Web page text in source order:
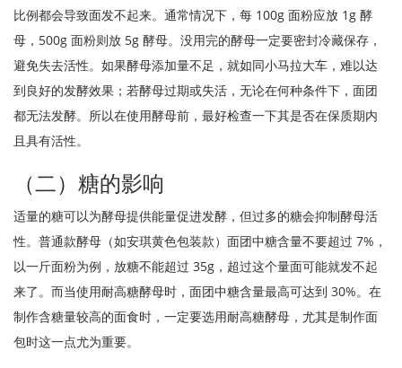
比例都会导致面发不起来。通常情况下，每 100g 面粉应放 1g 酵
母，500g 面粉则放 5g 酵母。没用完的酵母一定要密封冷藏保存，
避免失去活性。如果酵母添加量不足，就如同小马拉大车，难以达
到良好的发酵效果；若酵母过期或失活，无论在何种条件下，面团
都无法发酵。所以在使用酵母前，最好检查一下其是否在保质期内
且具有活性。
（二）糖的影响
适量的糖可以为酵母提供能量促进发酵，但过多的糖会抑制酵母活
性。普通款酵母（如安琪黄色包装款）面团中糖含量不要超过 7%，
以一斤面粉为例，放糖不能超过 35g，超过这个量面可能就发不起
来了。而当使用耐高糖酵母时，面团中糖含量最高可达到 30%。在
制作含糖量较高的面食时，一定要选用耐高糖酵母，尤其是制作面
包时这一点尤为重要。